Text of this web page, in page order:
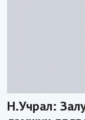
Н.Учрал: